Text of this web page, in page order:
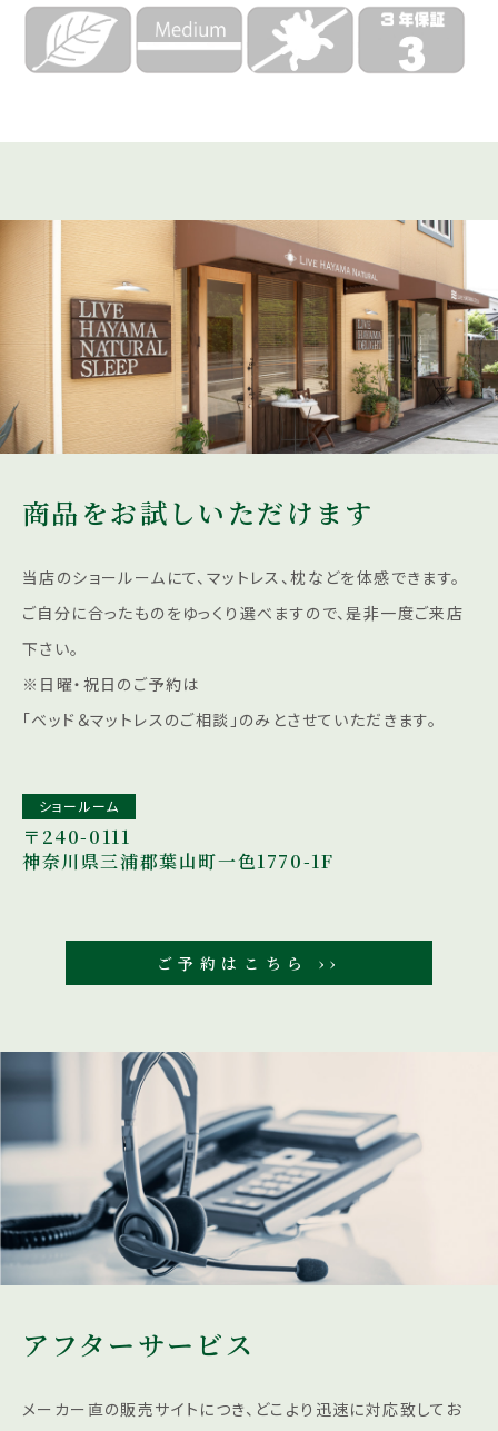
商品をお試しいただけます
当店のショールームにて、マットレス、枕などを体感できます。
ご自分に合ったものをゆっくり選べますので、是非一度ご来店
下さい。
※日曜・祝日のご予約は
「ベッド＆マットレスのご相談」のみとさせていただきます。
ショールーム
〒240-0111
神奈川県三浦郡葉山町一色1770-1F
ご予約はこちら ››
アフターサービス
メーカー直の販売サイトにつき、どこより迅速に対応致してお